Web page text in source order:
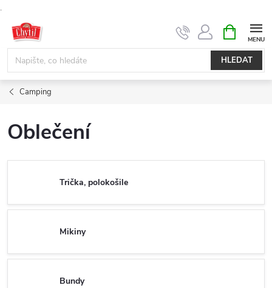
.
obsah
HLEDAT
NÁKUPNÍ
KOŠÍK
Camping
Oblečení
Trička, polokošile
Mikiny
Bundy